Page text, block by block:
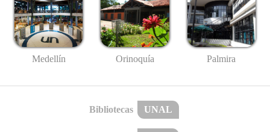
Medellín Orinoquía Palmira
Bibliotecas UNAL